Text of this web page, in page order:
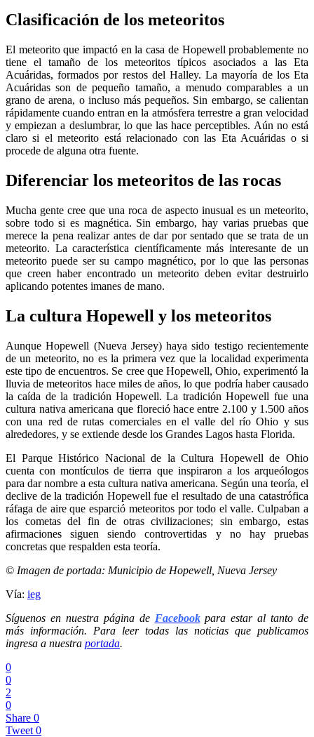
Clasificación de los meteoritos
El meteorito que impactó en la casa de Hopewell probablemente no
tiene el tamaño de los meteoritos típicos asociados a las Eta
Acuáridas, formados por restos del Halley. La mayoría de los Eta
Acuáridas son de pequeño tamaño, a menudo comparables a un
grano de arena, o incluso más pequeños. Sin embargo, se calientan
rápidamente cuando entran en la atmósfera terrestre a gran velocidad
y empiezan a deslumbrar, lo que las hace perceptibles. Aún no está
claro si el meteorito está relacionado con las Eta Acuáridas o si
procede de alguna otra fuente.
Diferenciar los meteoritos de las rocas
Mucha gente cree que una roca de aspecto inusual es un meteorito,
sobre todo si es magnética. Sin embargo, hay varias pruebas que
merece la pena realizar antes de dar por sentado que se trata de un
meteorito. La característica científicamente más interesante de un
meteorito puede ser su campo magnético, por lo que las personas
que creen haber encontrado un meteorito deben evitar destruirlo
aplicando potentes imanes de mano.
La cultura Hopewell y los meteoritos
Aunque Hopewell (Nueva Jersey) haya sido testigo recientemente
de un meteorito, no es la primera vez que la localidad experimenta
este tipo de encuentros. Se cree que Hopewell, Ohio, experimentó la
lluvia de meteoritos hace miles de años, lo que podría haber causado
la caída de la tradición Hopewell. La tradición Hopewell fue una
cultura nativa americana que floreció hace entre 2.100 y 1.500 años
con una red de rutas comerciales en el valle del río Ohio y sus
alrededores, y se extiende desde los Grandes Lagos hasta Florida.
El Parque Histórico Nacional de la Cultura Hopewell de Ohio
cuenta con montículos de tierra que inspiraron a los arqueólogos
para dar nombre a esta cultura nativa americana. Según una teoría, el
declive de la tradición Hopewell fue el resultado de una catastrófica
ráfaga de aire que esparció meteoritos por todo el valle. Culpaban a
los cometas del fin de otras civilizaciones; sin embargo, estas
afirmaciones siguen siendo controvertidas y no hay pruebas
concretas que respalden esta teoría.
© Imagen de portada: Municipio de Hopewell, Nueva Jersey
Vía: ieg
Síguenos en nuestra página de Facebookpara estar al tanto de
más información. Para leer todas las noticias que publicamos
ingresa a nuestra portada.
0
0
2
0
Share 0
Tweet 0